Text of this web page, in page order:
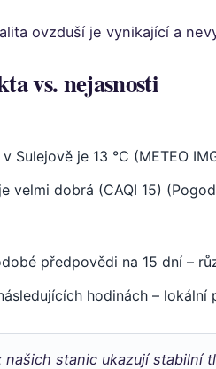
ovzduší je vynikající a
vs. nejasnosti
Sulejově je 13 °C (METEO
velmi dobrá (CAQI 15)
předpovědi na 15 dní –
hodinách –
našich stanic ukazují stabilní